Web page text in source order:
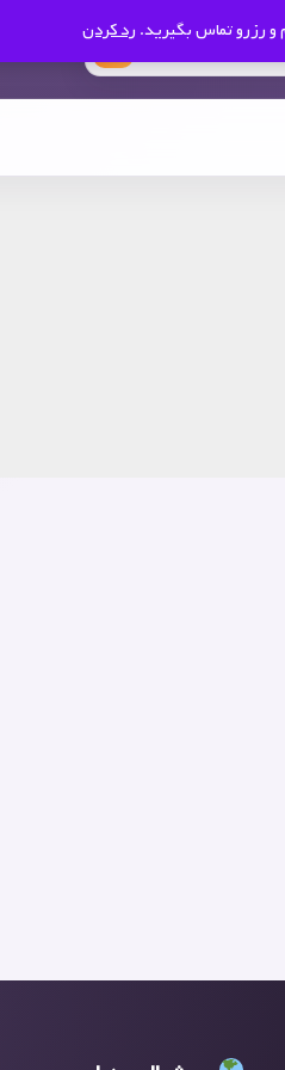
و رزرو تماس بگیرید. رد کردن